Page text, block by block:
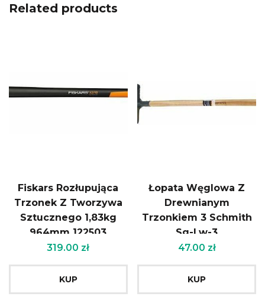
Related products
Fiskars Rozłupująca
Trzonek Z Tworzywa
Sztucznego 1,83kg
964mm 122503
319.00 zł
KUP
Łopata Węglowa Z
Drewnianym
Trzonkiem 3 Schmith
Sg-Lw-3
47.00 zł
KUP